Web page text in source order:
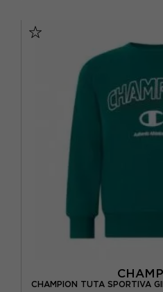
CHAMPION TUTA SPORTIVA